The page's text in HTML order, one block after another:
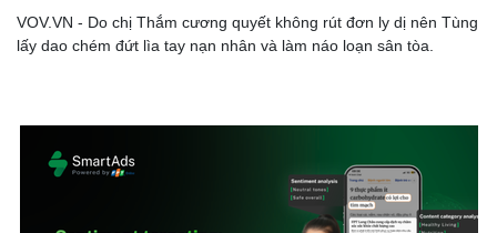
VOV.VN - Do chị Thắm cương quyết không rút đơn ly dị nên Tùng
lấy dao chém đứt lìa tay nạn nhân và làm náo loạn sân tòa.